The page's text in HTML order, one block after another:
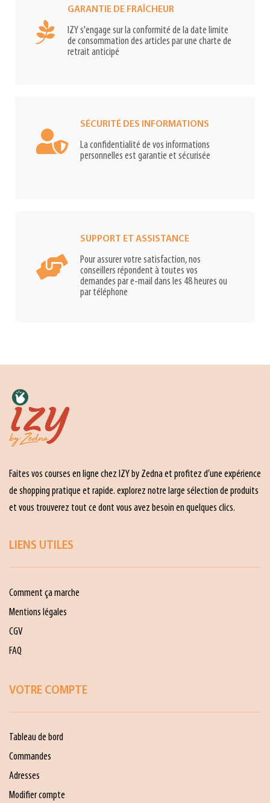
GARANTIE DE FRAÎCHEUR
IZY s'engage sur la conformité de la date limite
de consommation des articles par une charte de
retrait anticipé
SÉCURITÉ DES INFORMATIONS
La confidentialité de vos informations
personnelles est garantie et sécurisée
SUPPORT ET ASSISTANCE
Pour assurer votre satisfaction, nos
conseillers répondent à toutes vos
demandes par e-mail dans les 48 heures ou
par téléphone
Faites vos courses en ligne chez IZY by Zedna et profitez d’une expérience
de shopping pratique et rapide. explorez notre large sélection de produits
et vous trouverez tout ce dont vous avez besoin en quelques clics.
LIENS UTILES
Comment ça marche
Mentions légales
CGV
FAQ
VOTRE COMPTE
Tableau de bord
Commandes
Adresses
Modifier compte